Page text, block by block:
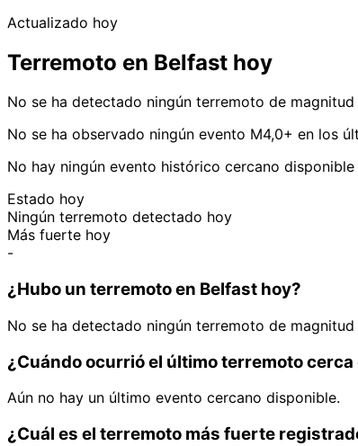
Actualizado hoy
Terremoto en Belfast hoy
No se ha detectado ningún terremoto de
No se ha observado ningún evento M4,0+ en los
No hay ningún evento histórico cercano
Estado hoy
Ningún terremoto detectado hoy
Más fuerte hoy
-
¿Hubo un terremoto en Belfast hoy?
No se ha detectado ningún terremoto de
¿Cuándo ocurrió el último terremoto cerca
Aún no hay un último evento cercano disponible.
¿Cuál es el terremoto más fuerte